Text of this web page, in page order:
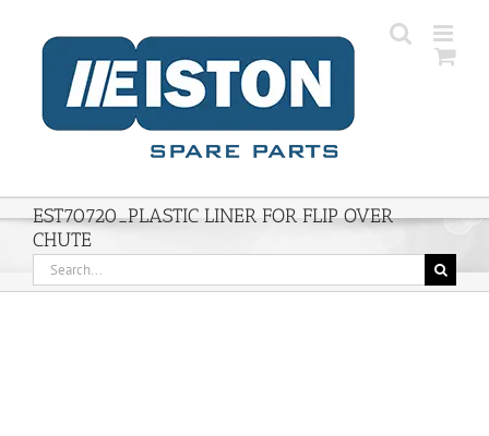
content
EST70720_PLASTIC LINER FOR FLIP OVER
CHUTE
Search
for: